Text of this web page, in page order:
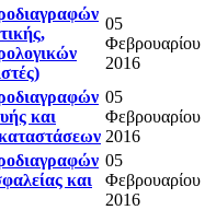
05
Φεβρουαρίου
2016
και
05
Φεβρουαρίου
2016
και
05
Φεβρουαρίου
2016